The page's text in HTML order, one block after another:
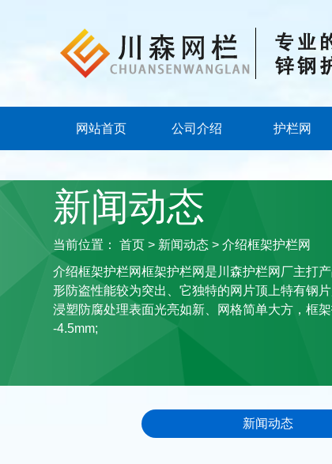
网站首页 公司介绍 护栏网
新闻动态
当前位置：首页 > 新闻动态 > 介绍框架护栏网
介绍框架护栏网框架护栏网是川森护栏网厂主打
形防盗性能较为突出、它独特的网片顶上特有钢
浸塑防腐处理表面光亮如新、网格简单大方，框
-4.5mm;
新闻动态